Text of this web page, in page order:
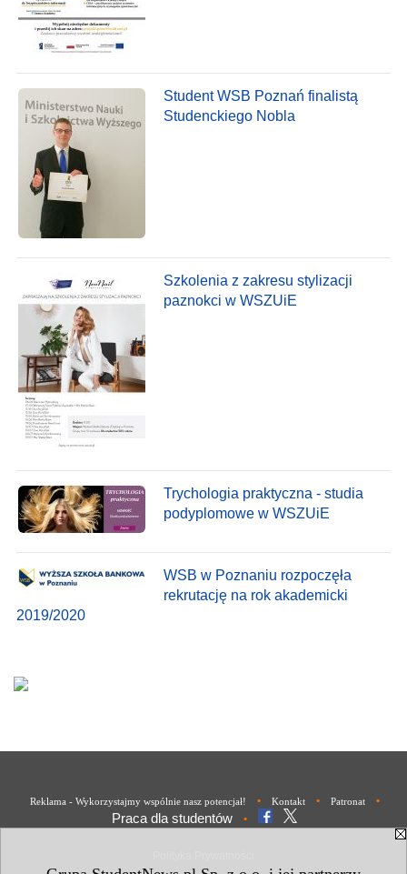
Student WSB Poznań finalistą
Studenckiego Nobla
Szkolenia z zakresu stylizacji
paznokci w WSZUiE
Trychologia praktyczna - studia
podyplomowe w WSZUiE
WSB w Poznaniu rozpoczęła
rekrutację na rok akademicki
2019/2020
Reklama - Wykorzystajmy wspólnie nasz potencjał! • Kontakt • Patronat •
Praca dla studentów •